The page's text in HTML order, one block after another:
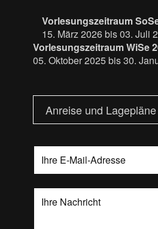
Vorlesungszeitraum
15. März 2026 bis 03. Juli
Vorlesungszeitraum WiSe
05. Oktober 2025 bis 30.
Anreise und Lagepläne